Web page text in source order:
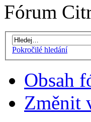
Fórum
Pokročilé hledání
Obsah
Změnit